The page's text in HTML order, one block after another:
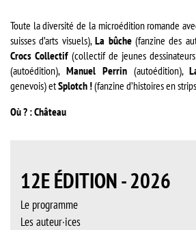
Toute la diversité de la microédition romande
suisses d’arts visuels),La bûche(fanzine des
Crocs Collectif (collectif de jeunes
(autoédition), Manuel Perrin(autoédition),
genevois) etSplotch !(fanzine d’histoires en
Où ? : Château
12E ÉDITION - 2026
Le programme
Les auteur·ices